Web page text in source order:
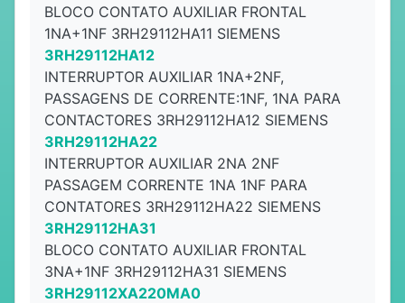
BLOCO CONTATO AUXILIAR FRONTAL
1NA+1NF 3RH29112HA11 SIEMENS
3RH29112HA12
INTERRUPTOR AUXILIAR 1NA+2NF,
PASSAGENS DE CORRENTE:1NF, 1NA PARA
CONTACTORES 3RH29112HA12 SIEMENS
3RH29112HA22
INTERRUPTOR AUXILIAR 2NA 2NF
PASSAGEM CORRENTE 1NA 1NF PARA
CONTATORES 3RH29112HA22 SIEMENS
3RH29112HA31
BLOCO CONTATO AUXILIAR FRONTAL
3NA+1NF 3RH29112HA31 SIEMENS
3RH29112XA220MA0